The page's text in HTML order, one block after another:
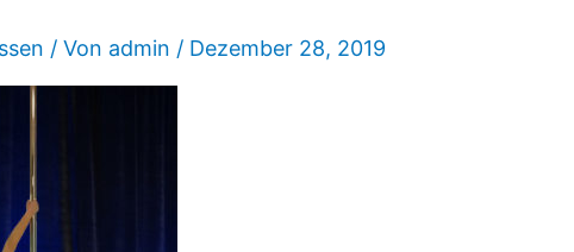
/ Von admin / Dezember 28, 2019